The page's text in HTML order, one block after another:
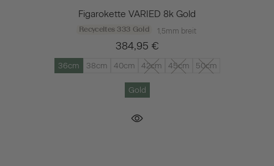
Figarokette VARIED 8k Gold
Recyceltes 333 Gold 1,5mm breit
384,95 €
36cm 38cm 40cm 42cm 45cm 50cm
Gold